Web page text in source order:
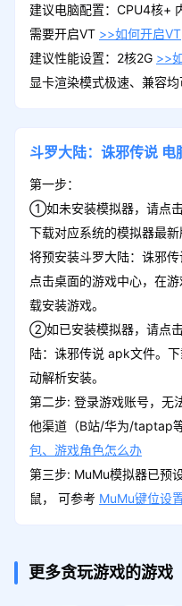
建议电脑配置：CPU4核+
需要开启VT >>如何开启VT
建议性能设置：2核2G >>
显卡渲染模式极速、兼容均
斗罗大陆：诛邪传说 电
第一步：
①如未安装模拟器，请点击
下载对应系统的模拟器最
将预安装斗罗大陆：诛邪
点击桌面的游戏中心，在
载安装游戏。
②如已安装模拟器，请点击
陆：诛邪传说 apk文件。
动解析安装。
第二步: 登录游戏账号，无
他渠道（B站/华为/taptap
包、游戏角色怎么办
第三步: MuMu模拟器已预
鼠， 可参考 MuMu键位设
更多贪玩游戏的游戏